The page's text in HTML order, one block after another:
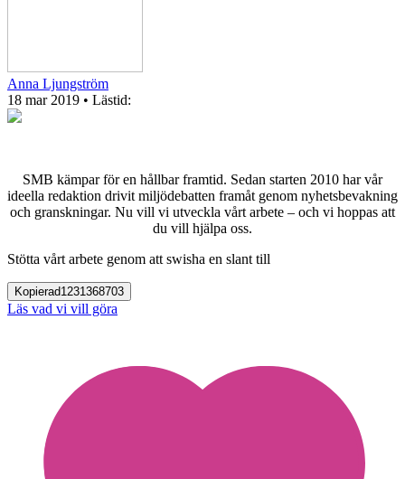
Anna Ljungström
18 mar 2019 • Lästid:
SMB kämpar för en hållbar framtid. Sedan starten 2010 har vår
ideella redaktion drivit miljödebatten framåt genom nyhetsbevakning
och granskningar. Nu vill vi utveckla vårt arbete – och vi hoppas att
du vill hjälpa oss.
Stötta vårt arbete genom att swisha en slant till
Kopierad1231368703
Läs vad vi vill göra